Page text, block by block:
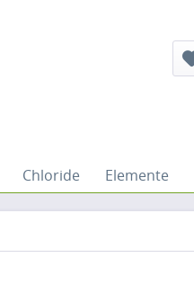
Chloride Elemente